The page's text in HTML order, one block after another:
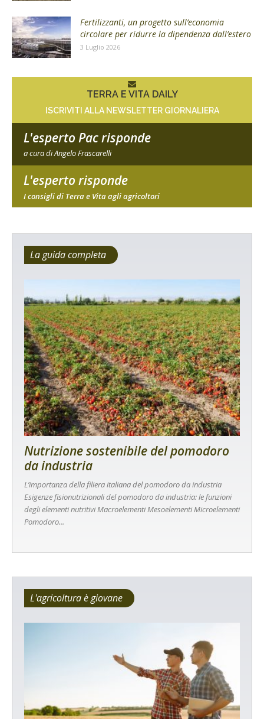
Fertilizzanti, un progetto sull’economia
circolare per ridurre la dipendenza dall’estero
3 Luglio 2026
TERRA E VITA DAILY
ISCRIVITI ALLA NEWSLETTER GIORNALIERA
L'esperto Pac risponde
a cura di Angelo Frascarelli
L'esperto risponde
I consigli di Terra e Vita agli agricoltori
La guida completa
Nutrizione sostenibile del pomodoro
da industria
L’importanza della filiera italiana del pomodoro da industria
Esigenze fisionutrizionali del pomodoro da industria: le funzioni
degli elementi nutritivi Macroelementi Mesoelementi Microelementi
Pomodoro...
L'agricoltura è giovane